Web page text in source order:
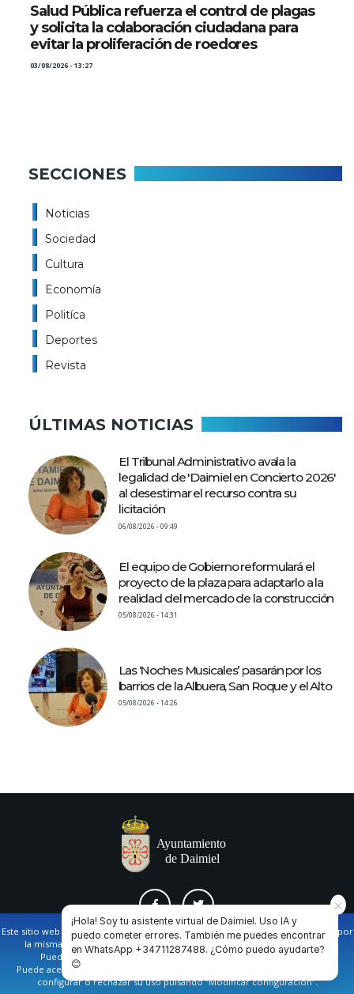
Salud Pública refuerza el control de plagas
y solicita la colaboración ciudadana para
evitar la proliferación de roedores
03/08/2026 - 13:27
SECCIONES
Noticias
Sociedad
Cultura
Economía
Politíca
Deportes
Revista
ÚLTIMAS NOTICIAS
El Tribunal Administrativo avala la
legalidad de 'Daimiel en Concierto 2026'
al desestimar el recurso contra su
licitación
06/08/2026 - 09:49
El equipo de Gobierno reformulará el
proyecto de la plaza para adaptarlo a la
realidad del mercado de la construcción
05/08/2026 - 14:31
Las ‘Noches Musicales’ pasarán por los
barrios de la Albuera, San Roque y el Alto
05/08/2026 - 14:26
AVISO LEGAL Y POLÍTICA DE PRIVACIDAD COOKIES CONTACTO
Ayuntamiento de Daimiel. Casa Consistorial: Plaza de
Este sitio web utiliza cookies propias y de terceros para facilitar la navegación por
la misma y obtener datos estadísticos de la navegación de los usuarios.
Puede obtener más información en nuestrapolítica de cookies
Puede aceptar todas las cookies pulsando en el botón de “Aceptar”, o bien
configurar o rechazar su uso pulsando “Modificar configuración”.
¡Hola! Soy tu asistente virtual de Daimiel. Uso IA y
puedo cometer errores. También me puedes encontrar
en WhatsApp +34711287488. ¿Cómo puedo ayudarte?
😊